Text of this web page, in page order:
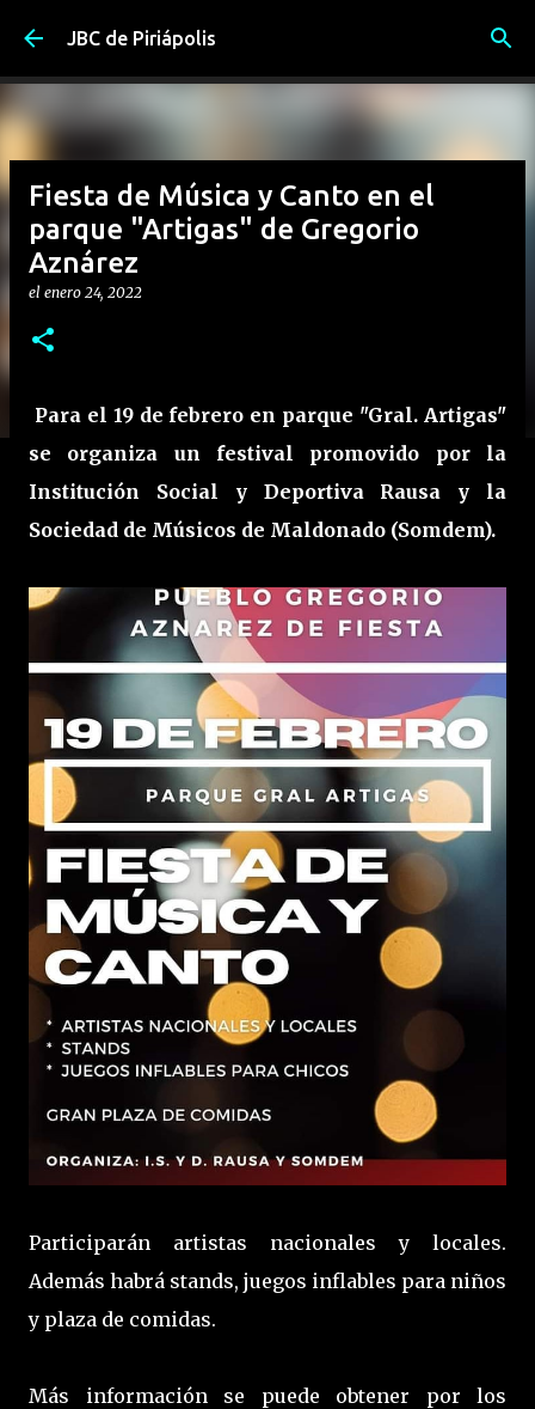
Ir al contenido principal
JBC de Piriápolis
Fiesta de Música y Canto en el
parque "Artigas" de Gregorio
Aznárez
el enero 24, 2022
Para el 19 de febrero en parque "Gral. Artigas"
se organiza un festival promovido por la
Institución Social y Deportiva Rausa y la
Sociedad de Músicos de Maldonado (Somdem).
Participarán artistas nacionales y locales.
Además habrá stands, juegos inflables para niños
y plaza de comidas.
Más información se puede obtener por los